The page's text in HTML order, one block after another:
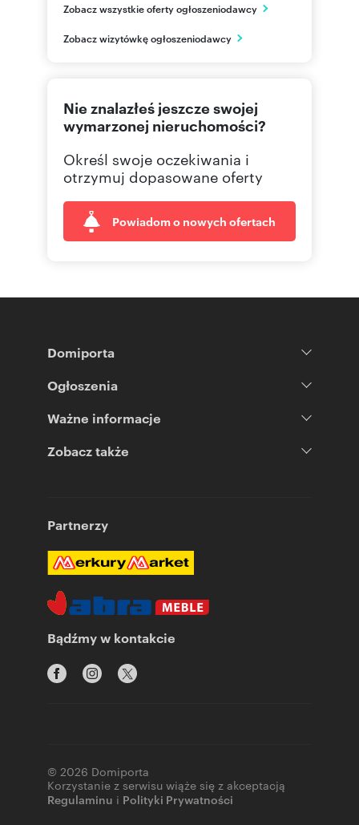
ul. Hetmańska 27/1
wielkopolskie
618626 Pokaż telefon
694 45 Pokaż telefon
Zobacz wszystkie oferty ogłoszeniodawcy
Zobacz wizytówkę ogłoszeniodawcy
Nie znalazłeś jeszcze swojej
wymarzonej nieruchomości?
Określ swoje oczekiwania i
otrzymuj dopasowane oferty
Powiadom o nowych ofertach
Domiporta
Ogłoszenia
Ważne informacje
Zobacz także
Partnerzy
Bądźmy w kontakcie
© 2026 Domiporta
Korzystanie z serwisu wiąże się z akceptacją
Regulaminu i Polityki Prywatności